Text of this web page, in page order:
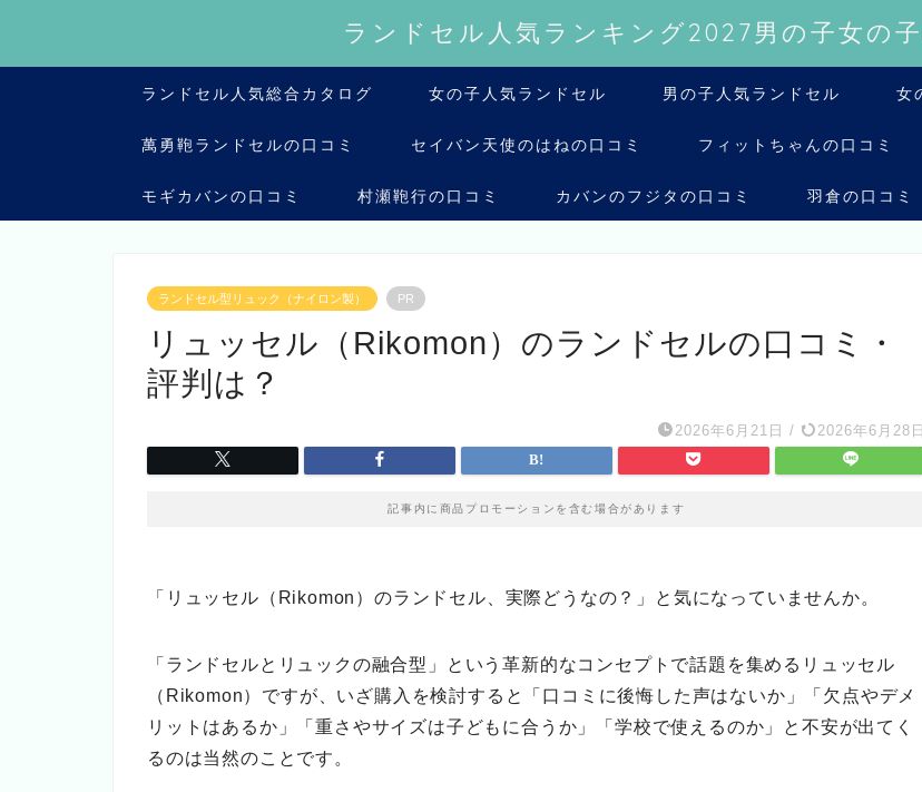
ランドセル人気ランキング2027男の子女の
ランドセル人気総合カタログ 女の子人気ランドセル 男の子人気ランドセル 女
萬勇鞄ランドセルの口コミ セイバン天使のはねの口コミ フィットちゃんの口コミ
モギカバンの口コミ 村瀬鞄行の口コミ カバンのフジタの口コミ 羽倉の口コミ
ランドセル型リュック（ナイロン製） PR
リュッセル（Rikomon）のランドセルの口コミ・
評判は？
2026年6月21日 / 2026年6月28日
記事内に商品プロモーションを含む場合があります
「リュッセル（Rikomon）のランドセル、実際どうなの？」と気になっていませんか。
「ランドセルとリュックの融合型」という革新的なコンセプトで話題を集めるリュッセル
（Rikomon）ですが、いざ購入を検討すると「口コミに後悔した声はないか」「欠点やデメ
リットはあるか」「重さやサイズは子どもに合うか」「学校で使えるのか」と不安が出てく
るのは当然のことです。